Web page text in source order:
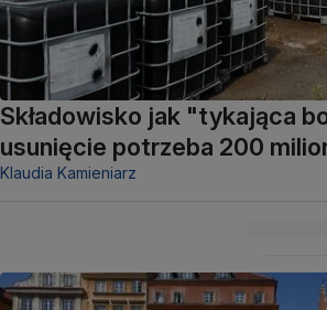
Składowisko jak "tykająca
usunięcie potrzeba 200
Klaudia Kamieniarz